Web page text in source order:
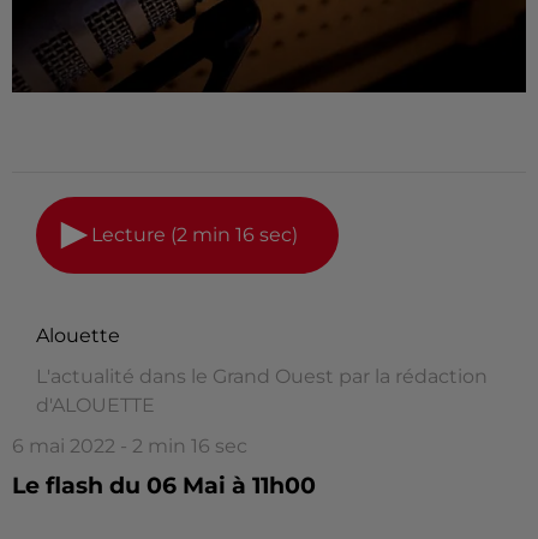
Lecture (2 min 16 sec)
Alouette
L'actualité dans le Grand Ouest par la rédaction
d'ALOUETTE
6 mai 2022 - 2 min 16 sec
Le flash du 06 Mai à 11h00